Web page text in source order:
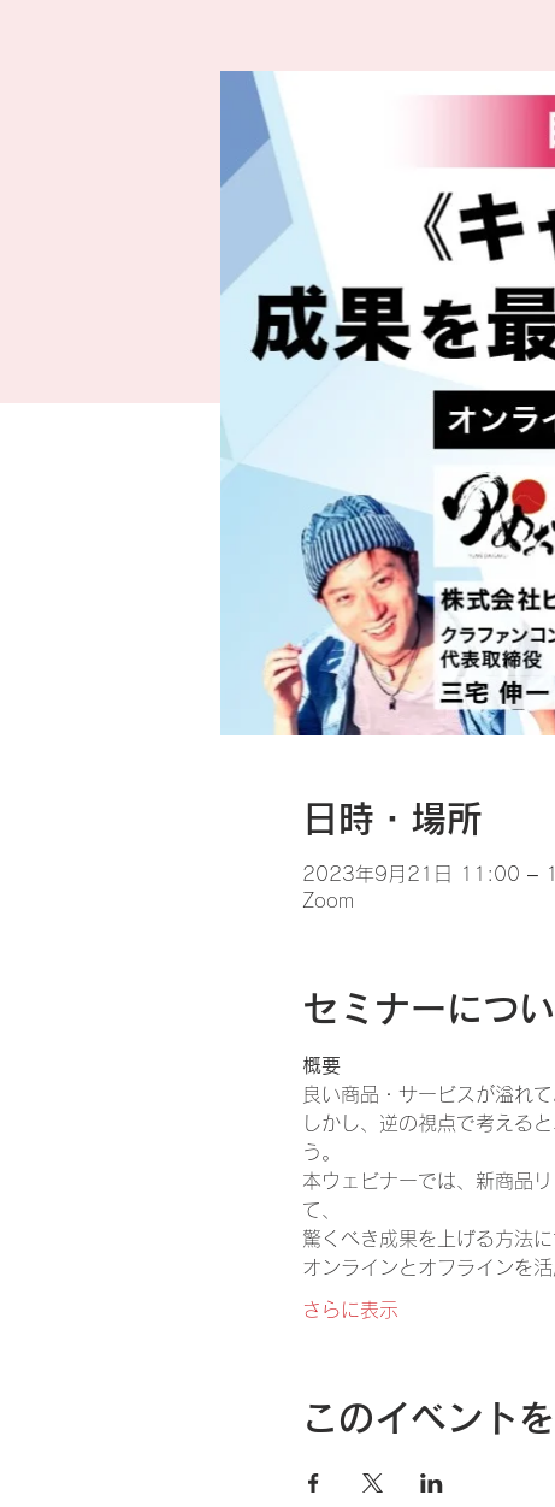
日時・場所
2023年9月21日 11:00 –
Zoom
セミナーにつ
概要
良い商品・サービスが溢れ
しかし、逆の視点で考える
う。
本ウェビナーでは、新商品
て、
驚くべき成果を上げる方法に
オンラインとオフラインを
さらに表示
このイベント